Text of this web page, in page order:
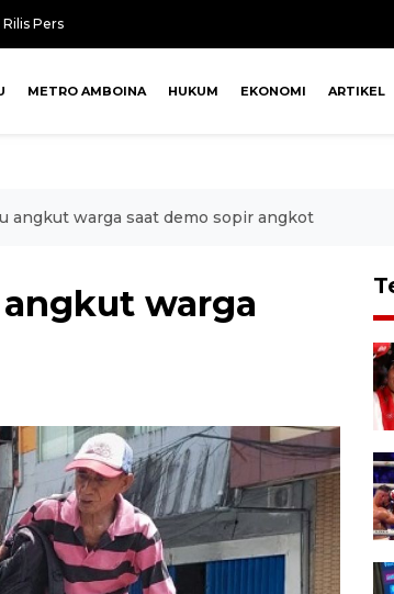
Rilis Pers
METRO AMBOINA HUKUM EKONOMI ARTIKEL
angkut warga saat demo sopir angkot
warga